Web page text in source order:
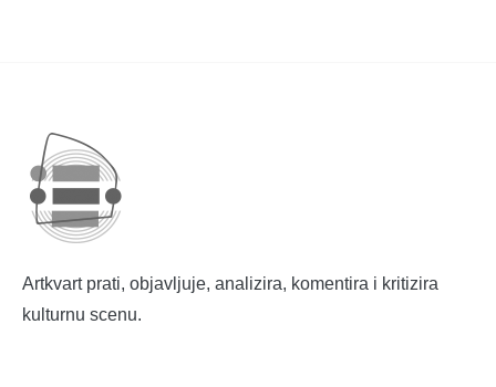
Artkvart prati, objavljuje, analizira, komentira i kritizira
kulturnu scenu.